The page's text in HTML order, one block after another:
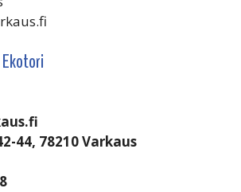
44, 78210 Varkaus